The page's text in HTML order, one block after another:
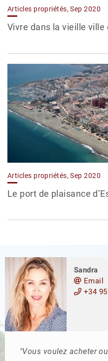
Articles propriétés, Sep 2020
Vivre dans la vieille ville
Articles propriétés, Sep 2020
Le port de plaisance
Sandra
Email
+34
"Vous voulez acheter